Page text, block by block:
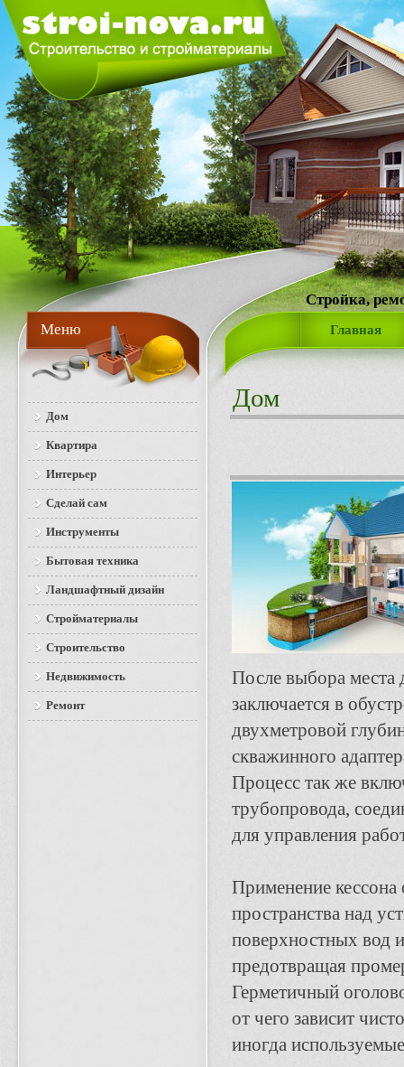
Стройка,
Главная
Дом
После выбора места
заключается в
двухметровой
скважинного
Процесс так же
трубопровода,
для управления
Применение кессона
пространства над
поверхностных вод
предотвращая
Герметичный
от чего зависит
иногда
Меню
Дом
Квартира
Интерьер
Сделай сам
Инструменты
Бытовая техника
Ландшафтный дизайн
Стройматериалы
Строительство
Недвижимость
Ремонт